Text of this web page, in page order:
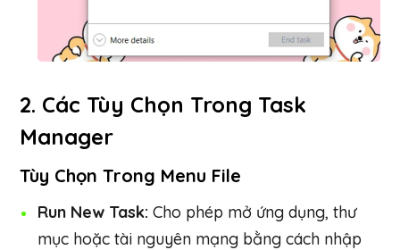
2. Các Tùy Chọn Trong Task
Manager
Tùy Chọn Trong Menu File
Run New Task: Cho phép mở ứng dụng, thư
mục hoặc tài nguyên mạng bằng cách nhập